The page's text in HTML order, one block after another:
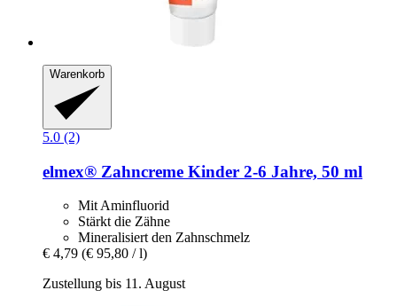
Warenkorb
5.0 (2)
elmex® Zahncreme Kinder 2-​6 Jahre, 50 ml
Mit Aminfluorid
Stärkt die Zähne
Mineralisiert den Zahnschmelz
€ 4,79 (€ 95,80 / l)
Zustellung bis 11. August